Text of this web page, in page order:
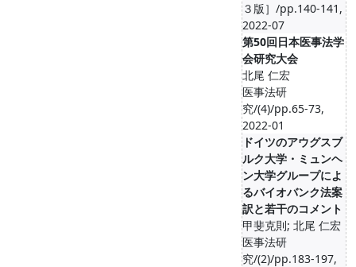
３版］/pp.140-141,
2022-07
第50回日本医事法学
会研究大会
北尾 仁宏
医事法研
究/(4)/pp.65-73,
2022-01
ドイツのアウグスブ
ルク大学・ミュンヘ
ン大学グループによ
るバイオバンク法案
訳と若干のコメント
甲斐克則; 北尾 仁宏
医事法研
究/(2)/pp.183-197,